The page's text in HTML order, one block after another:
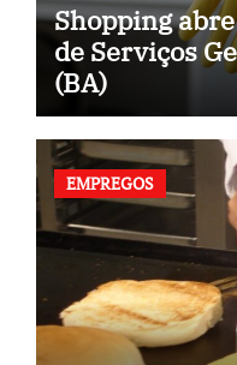
Shopping
de Serviços
(BA)
EMPREGOS